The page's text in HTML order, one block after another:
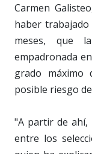
Carmen
haber
meses, que
empadronada
grado máximo
posible riesgo
"A partir de ahí,
entre los